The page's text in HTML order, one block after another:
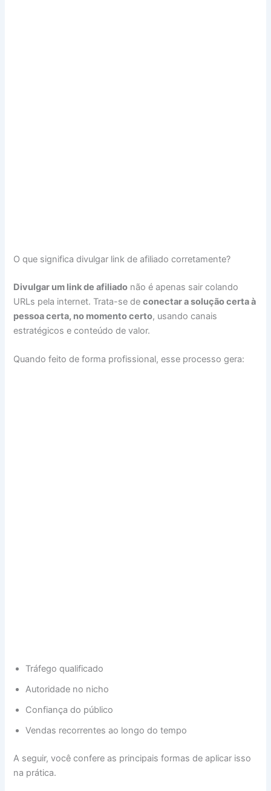
O que significa divulgar link de afiliado corretamente?
Divulgar um link de afiliado não é apenas sair colando
URLs pela internet. Trata-se deconectar a solução certa à
pessoa certa, no momento certo, usando canais
estratégicos e conteúdo de valor.
Quando feito de forma profissional, esse processo gera:
Tráfego qualificado
Autoridade no nicho
Confiança do público
Vendas recorrentes ao longo do tempo
A seguir, você confere as principais formas de aplicar isso
na prática.